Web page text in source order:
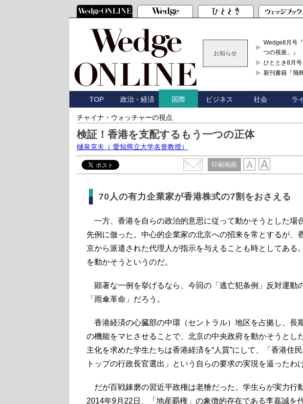
お知らせ
Wedge8月号
つの視座」』
ひととき8月
新刊書籍『飛
TOP 政治・経済 国際 ビジネス 社会 ラ
チャイナ・ウォッチャーの視点
検証！香港を支配するもう一つの正体
樋泉克夫 （ 愛知県立大学名誉教授）
印刷画面
70人の有力企業家が香港株式の7割をおさえる
一方、香港を自らの政治的意思に従って動かそうとした場
先例に倣った。中心的企業家の北京への招来を常とするが、
京から派遣された代理人が指示を与えることも時としてある
を動かそうというのだ。
顕著な一例を挙げるなら、今回の「逃亡犯条例」反対運動
「雨傘革命」だろう。
香港経済の心臓部の中環（セントラル）地区を占拠し、長
の機能をマヒさせることで、北京の中央政府を動かそうとし
主化を求めた学生たちは香港経済を“人質”にして、「香港住
トップの行政長官選出」という自らの要求の実現を逼ったわ
だが百戦錬磨の習近平政権は老獪だった。学生らが実力行
2014年9月22日、「地産覇権」の象徴的存在である李嘉誠を